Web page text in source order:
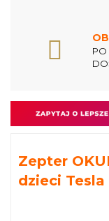
PO
Zepter
dzieci Tesla